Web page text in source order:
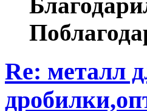
Re: металл